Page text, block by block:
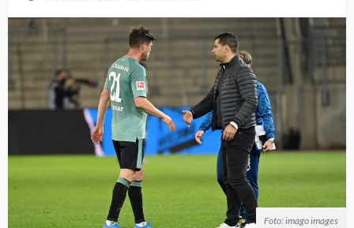
Foto: imago images